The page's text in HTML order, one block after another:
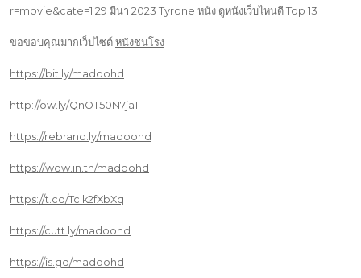
r=movie&cate=1 29 มีนา 2023 Tyrone หนัง ดูหนังเว็บไหนดี Top 13
ขอขอบคุณมากเว็ปไซต์ หนังชนโรง
https://bit.ly/madoohd
http://ow.ly/QnOT50N7ja1
https://rebrand.ly/madoohd
https://wow.in.th/madoohd
https://t.co/TcIk2fXbXq
https://cutt.ly/madoohd
https://is.gd/madoohd